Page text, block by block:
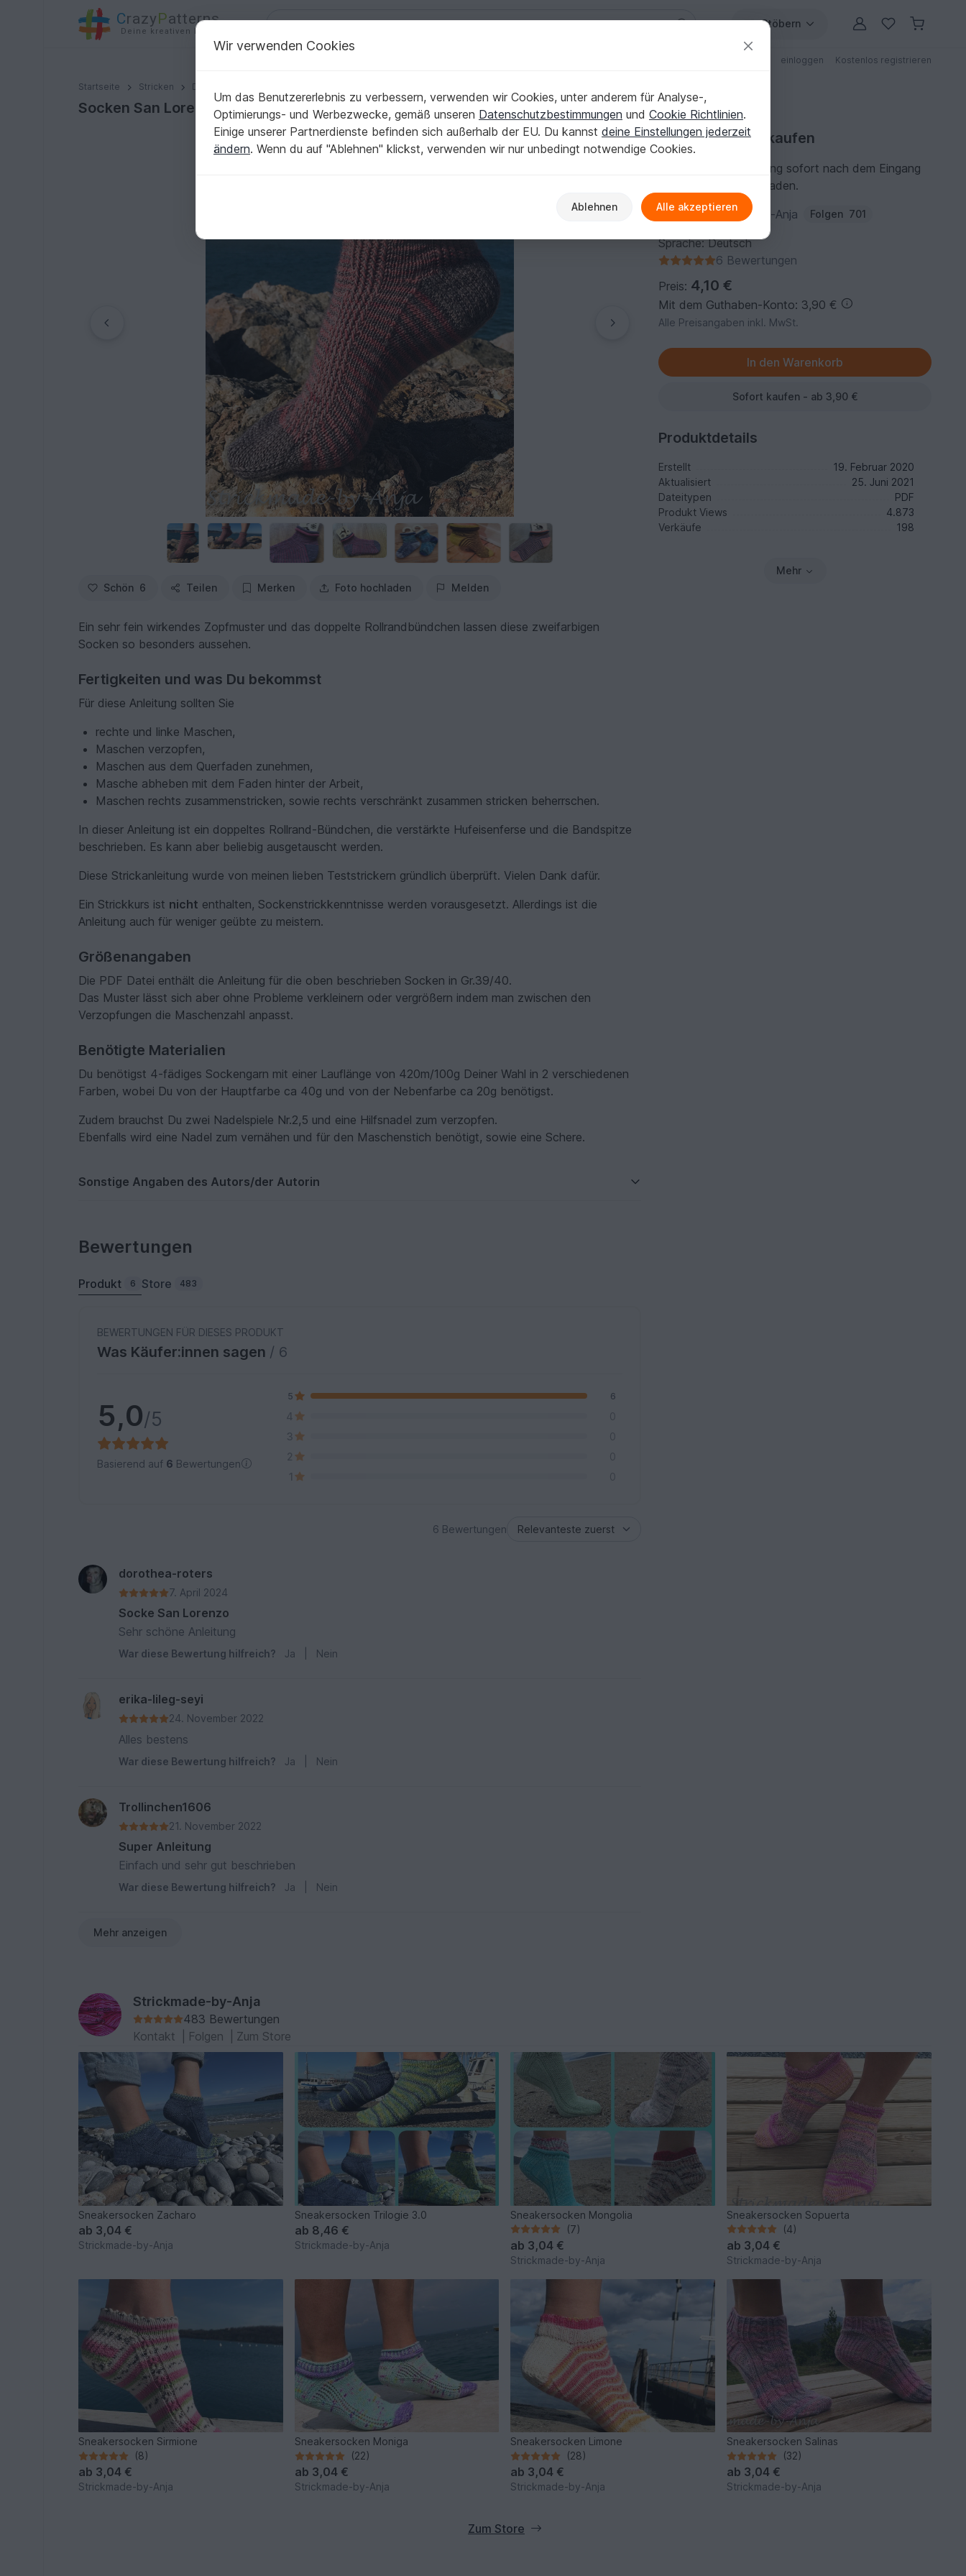
CrazyPatterns
Deine kreativen Ideen
Stöbern
einloggen Kostenlos registrieren
Startseite Stricken Damen
Socken San Lorenzo
Socken San Lorenzo
Schön 6 Teilen Merken Foto hochladen Melden
Ein sehr fein wirkendes Zopfmuster und das doppelte Rollrandbündchen lassen diese zweifarbigen
Socken so besonders aussehen.
Fertigkeiten und was Du bekommst
Für diese Anleitung sollten Sie
rechte und linke Maschen,
Maschen verzopfen,
Maschen aus dem Querfaden zunehmen,
Masche abheben mit dem Faden hinter der Arbeit,
Maschen rechts zusammenstricken, sowie rechts verschränkt zusammen stricken beherrschen.
In dieser Anleitung ist ein doppeltes Rollrand-Bündchen, die verstärkte Hufeisenferse und die Bandspitze
beschrieben. Es kann aber beliebig ausgetauscht werden.
Diese Strickanleitung wurde von meinen lieben Teststrickern gründlich überprüft. Vielen Dank dafür.
Ein Strickkurs ist nicht enthalten, Sockenstrickkenntnisse werden vorausgesetzt. Allerdings ist die
Anleitung auch für weniger geübte zu meistern.
Größenangaben
Die PDF Datei enthält die Anleitung für die oben beschrieben Socken in Gr.39/40.
Das Muster lässt sich aber ohne Probleme verkleinern oder vergrößern indem man zwischen den
Verzopfungen die Maschenzahl anpasst.
Benötigte Materialien
Du benötigst 4-fädiges Sockengarn mit einer Lauflänge von 420m/100g Deiner Wahl in 2 verschiedenen
Farben, wobei Du von der Hauptfarbe ca 40g und von der Nebenfarbe ca 20g benötigst.
Zudem brauchst Du zwei Nadelspiele Nr.2,5 und eine Hilfsnadel zum verzopfen.
Ebenfalls wird eine Nadel zum vernähen und für den Maschenstich benötigt, sowie eine Schere.
Sonstige Angaben des Autors/der Autorin
Strickanleitung kaufen
Du kannst die Anleitung sofort nach dem Eingang
der Zahlung herunterladen.
Autor: Strickmade-by-Anja Folgen 701
Sprache: Deutsch
6 Bewertungen
Preis: 4,10 €
Mit dem Guthaben-Konto: 3,90 €
Alle Preisangaben inkl. MwSt.
Sofort kaufen - ab 3,90 €
Produktdetails
Erstellt
19. Februar 2020
Aktualisiert
25. Juni 2021
Dateitypen
PDF
Produkt Views
4.873
Verkäufe
198
Mehr
Bewertungen
Produkt 6 Store 483
BEWERTUNGEN FÜR DIESES PRODUKT
Was Käufer:innen sagen / 6
5,0/5
Basierend auf 6 Bewertungen
5 6
4
0
3
0
2
0
1
0
6 Bewertungen
dorothea-roters
7. April 2024
Socke San Lorenzo
Sehr schöne Anleitung
War diese Bewertung hilfreich? Ja Nein
erika-lileg-seyi
24. November 2022
Alles bestens
War diese Bewertung hilfreich? Ja Nein
Trollinchen1606
21. November 2022
Super Anleitung
Einfach und sehr gut beschrieben
War diese Bewertung hilfreich? Ja Nein
Mehr anzeigen
Strickmade-by-Anja
483 Bewertungen
Kontakt
Folgen Zum Store
Sneakersocken Zacharo
ab 3,04 €
Strickmade-by-Anja
Sneakersocken Trilogie 3.0
ab 8,46 €
Strickmade-by-Anja
Sneakersocken Mongolia
(7)
ab 3,04 €
Strickmade-by-Anja
Sneakersocken Sopuerta
(4)
ab 3,04 €
Strickmade-by-Anja
Sneakersocken Sirmione
(8)
ab 3,04 €
Strickmade-by-Anja
Sneakersocken Moniga
(22)
ab 3,04 €
Strickmade-by-Anja
Sneakersocken Limone
(28)
ab 3,04 €
Strickmade-by-Anja
Sneakersocken Salinas
(32)
ab 3,04 €
Strickmade-by-Anja
Zum Store
Wir verwenden Cookies
Um das Benutzererlebnis zu verbessern, verwenden wir Cookies, unter anderem für Analyse-,
Optimierungs- und Werbezwecke, gemäß unseren Datenschutzbestimmungen und Cookie Richtlinien.
Einige unserer Partnerdienste befinden sich außerhalb der EU. Du kannst deine Einstellungen jederzeit
ändern. Wenn du auf "Ablehnen" klickst, verwenden wir nur unbedingt notwendige Cookies.
Ablehnen Alle akzeptieren